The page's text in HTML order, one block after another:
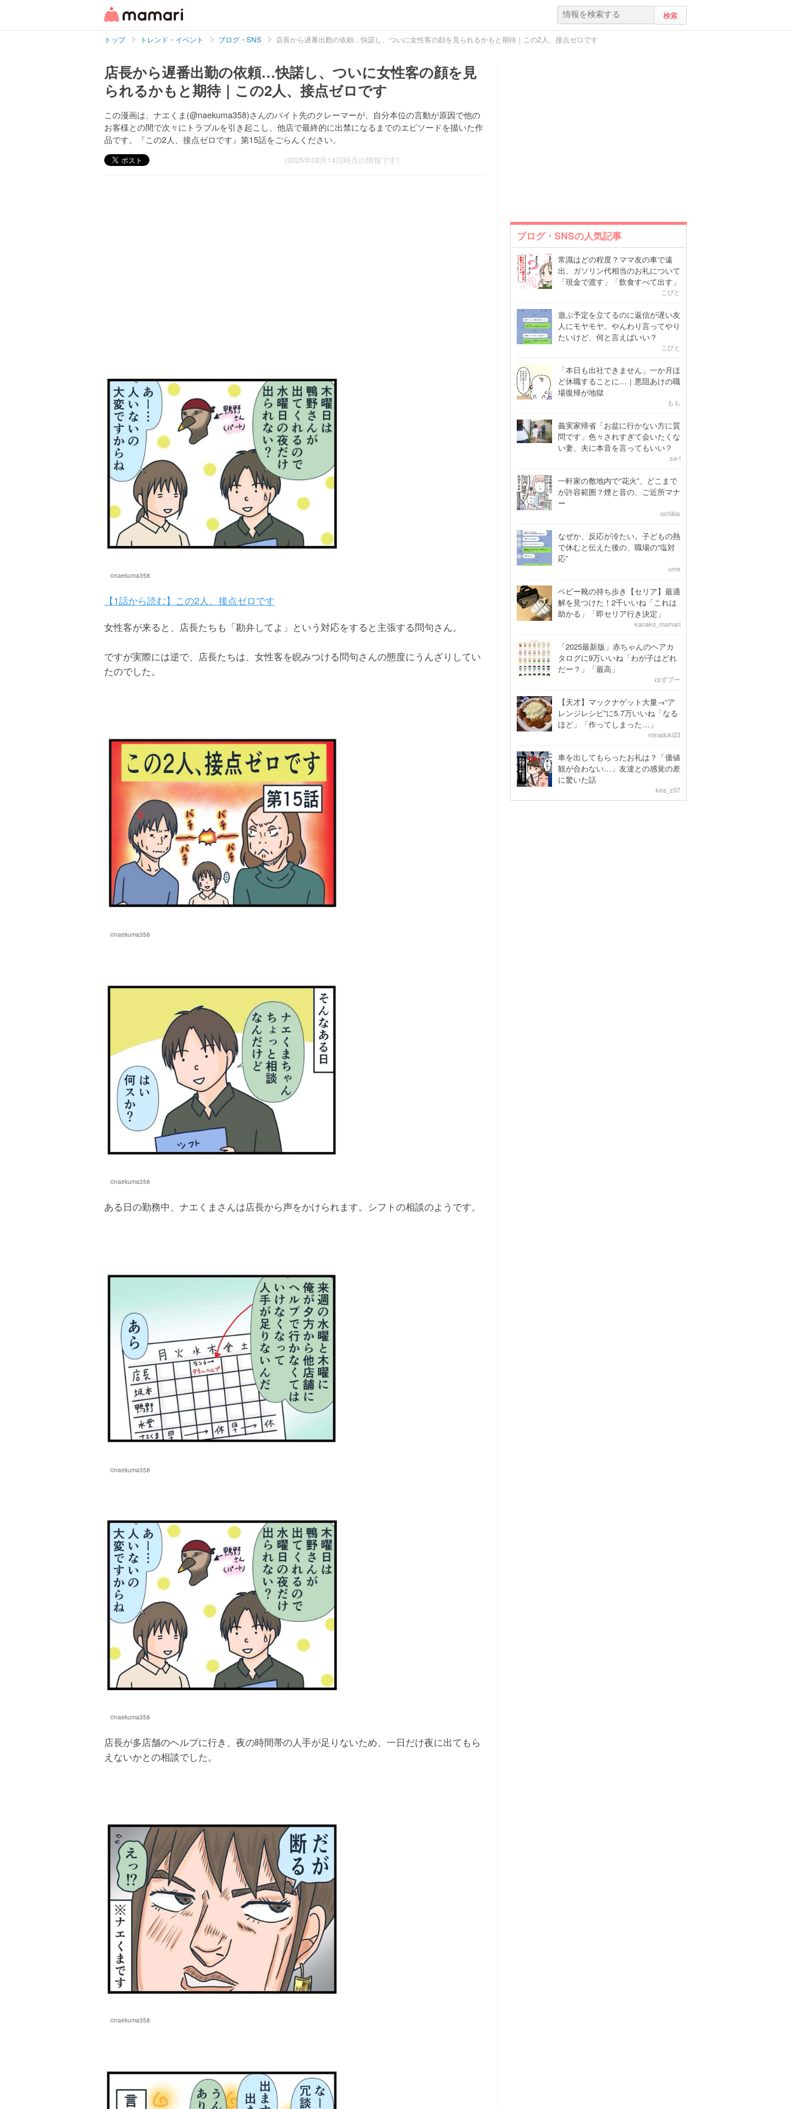
トップ トレンド・イベント ブログ・SNS 店長から遅番出勤の依頼…快諾し、ついに女性客の顔を見られるかもと期待｜この2人、接点ゼロです
店長から遅番出勤の依頼…快諾し、ついに女性客の顔を見
られるかもと期待｜この2人、接点ゼロです
この漫画は、ナエくま(@naekuma358)さんのバイト先のクレーマーが、自分本位の言動が原因で他の
お客様との間で次々にトラブルを引き起こし、他店で最終的に出禁になるまでのエピソードを描いた作
品です。『この2人、接点ゼロです』第15話をごらんください。
(2025年08月14日時点の情報です)
©naekuma358
【1話から読む】この2人、接点ゼロです
女性客が来ると、店長たちも「勘弁してよ」という対応をすると主張する問句さん。
ですが実際には逆で、店長たちは、女性客を睨みつける問句さんの態度にうんざりしてい
たのでした。
©naekuma358
©naekuma358
ある日の勤務中、ナエくまさんは店長から声をかけられます。シフトの相談のようです。
©naekuma358
©naekuma358
店長が多店舗のヘルプに行き、夜の時間帯の人手が足りないため、一日だけ夜に出てもら
えないかとの相談でした。
©naekuma358
ブログ・SNSの人気記事
常識はどの程度？ママ友の車で遠
出、ガソリン代相当のお礼について
「現金で渡す」「飲食すべて出す」
こびと
遊ぶ予定を立てるのに返信が遅い友
人にモヤモヤ。やんわり言ってやり
たいけど、何と言えばいい？
こびと
「本日も出社できません」一か月ほ
ど休職することに…｜悪阻あけの職
場復帰が地獄
もも
義実家帰省「お盆に行かない方に質
問です」色々されすぎて会いたくな
い妻、夫に本音を言ってもいい？
sa-i
一軒家の敷地内で“花火”、どこまで
が許容範囲？煙と音の、ご近所マナ
ー
ochibis
なぜか、反応が冷たい。子どもの熱
で休むと伝えた後の、職場の“塩対
応”
ume
ベビー靴の持ち歩き【セリア】最適
解を見つけた！2千いいね「これは
助かる」「即セリア行き決定」
kanako_mamari
「2025最新版」赤ちゃんのヘアカ
タログに9万いいね「わが子はどれ
だー？」「最高」
ゆずプー
【天才】マックナゲット大量→“ア
レンジレシピ”に5.7万いいね「なる
ほど」「作ってしまった…」
minaduki23
車を出してもらったお礼は？「価値
観が合わない…」友達との感覚の差
に驚いた話
kira_z07